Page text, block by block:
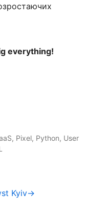
everything!
Pixel, Python, User
Kyiv→